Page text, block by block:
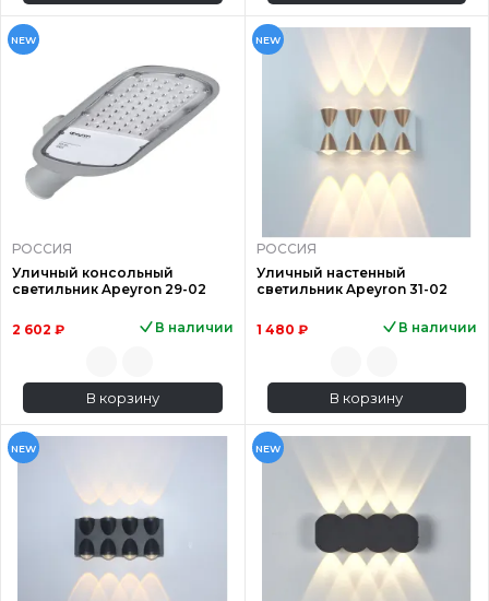
NEW
РОССИЯ
Уличный консольный
светильник Apeyron 29-02
2 602 ₽ В наличии
В корзину
NEW
РОССИЯ
Уличный настенный
светильник Apeyron 31-02
1 480 ₽ В наличии
В корзину
NEW NEW